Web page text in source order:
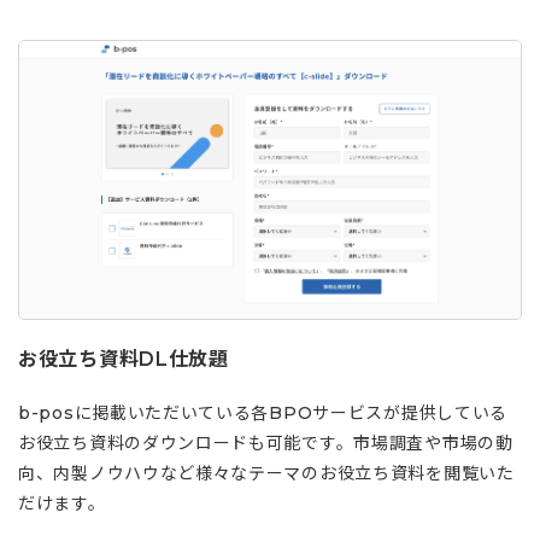
お役立ち資料DL仕放題
b-posに掲載いただいている各BPOサービスが提供している
お役立ち資料のダウンロードも可能です。市場調査や市場の動
向、内製ノウハウなど様々なテーマのお役立ち資料を閲覧いた
だけます。